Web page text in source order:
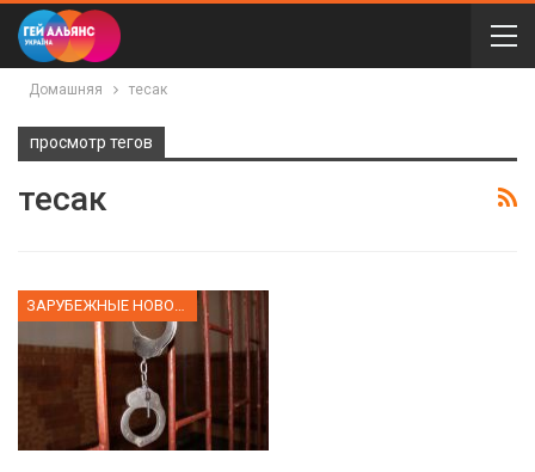
Домашняя тесак
просмотр тегов
тесак